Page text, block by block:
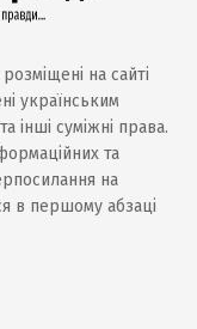
на сайті
українським
інші суміжні права.
та
на
в першому абзаці